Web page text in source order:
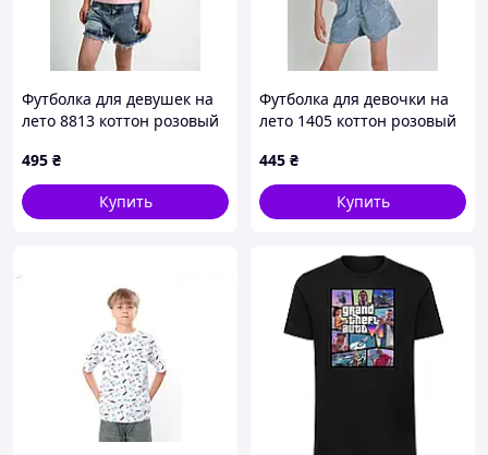
Футболка для девушек на
лето 8813 коттон розовый
495 ₴
Купить
Футболка для девочки на
лето 1405 коттон розовый
445 ₴
Купить